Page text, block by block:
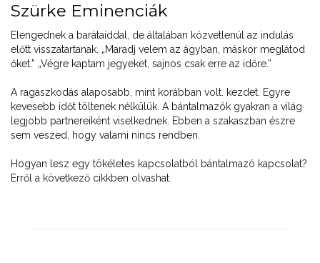
Szürke Eminenciák
Elengednek a barátaiddal, de általában közvetlenül az indulás
előtt visszatartanak. „Maradj velem az ágyban, máskor meglátod
őket.” „Végre kaptam jegyeket, sajnos csak erre az időre.”
A ragaszkodás alaposabb, mint korábban volt. kezdet. Egyre
kevesebb időt töltenek nélkülük. A bántalmazók gyakran a világ
legjobb partnereiként viselkednek. Ebben a szakaszban észre
sem veszed, hogy valami nincs rendben.
Hogyan lesz egy tökéletes kapcsolatból bántalmazó kapcsolat?
Erről a következő cikkben olvashat.